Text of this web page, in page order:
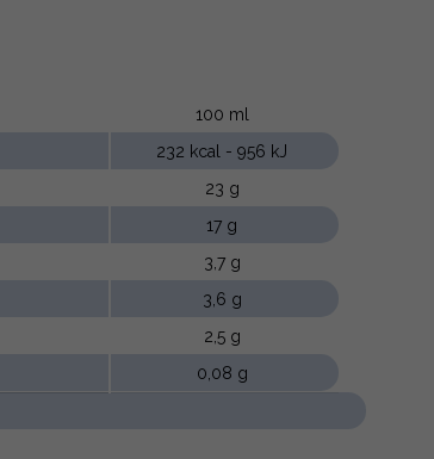
100 ml
232 kcal - 956 kJ
23 g
17 g
3,7 g
3,6 g
2,5 g
0,08 g